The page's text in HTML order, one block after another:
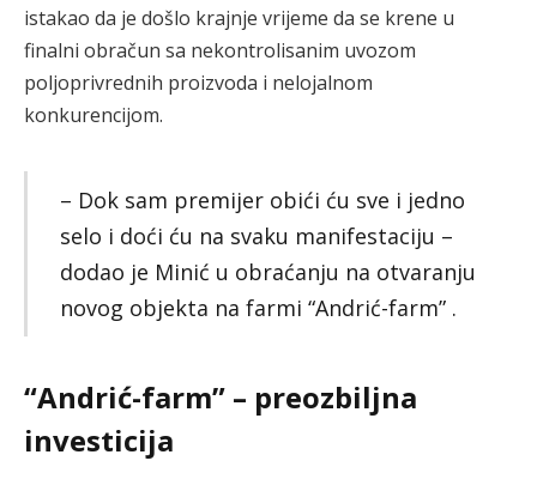
istakao da je došlo krajnje vrijeme da se krene u
finalni obračun sa nekontrolisanim uvozom
poljoprivrednih proizvoda i nelojalnom
konkurencijom.
– Dok sam premijer obići ću sve i jedno
selo i doći ću na svaku manifestaciju –
dodao je Minić u obraćanju na otvaranju
novog objekta na farmi “Andrić-farm” .
“Andrić-farm” – preozbiljna
investicija